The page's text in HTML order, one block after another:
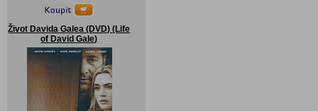
Život Davida Galea (DVD) (Life
of David Gale)